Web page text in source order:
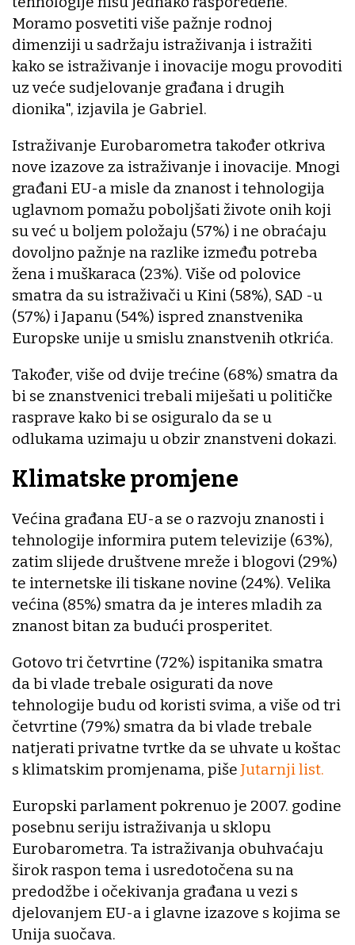
Moramo posvetiti više pažnje rodnoj
dimenziji u sadržaju istraživanja i istražiti
kako se istraživanje i inovacije mogu provoditi
uz veće sudjelovanje građana i drugih
dionika", izjavila je Gabriel.
Istraživanje Eurobarometra također otkriva
nove izazove za istraživanje i inovacije. Mnogi
građani EU-a misle da znanost i tehnologija
uglavnom pomažu poboljšati živote onih koji
su već u boljem položaju (57%) i ne obraćaju
dovoljno pažnje na razlike između potreba
žena i muškaraca (23%). Više od polovice
smatra da su istraživači u Kini (58%), SAD -u
(57%) i Japanu (54%) ispred znanstvenika
Europske unije u smislu znanstvenih otkrića.
Također, više od dvije trećine (68%) smatra da
bi se znanstvenici trebali miješati u političke
rasprave kako bi se osiguralo da se u
odlukama uzimaju u obzir znanstveni dokazi.
Klimatske promjene
Većina građana EU-a se o razvoju znanosti i
tehnologije informira putem televizije (63%),
zatim slijede društvene mreže i blogovi (29%)
te internetske ili tiskane novine (24%). Velika
većina (85%) smatra da je interes mladih za
znanost bitan za budući prosperitet.
Gotovo tri četvrtine (72%) ispitanika smatra
da bi vlade trebale osigurati da nove
tehnologije budu od koristi svima, a više od tri
četvrtine (79%) smatra da bi vlade trebale
natjerati privatne tvrtke da se uhvate u koštac
s klimatskim promjenama, piše Jutarnji list.
Europski parlament pokrenuo je 2007. godine
posebnu seriju istraživanja u sklopu
Eurobarometra. Ta istraživanja obuhvaćaju
širok raspon tema i usredotočena su na
predodžbe i očekivanja građana u vezi s
djelovanjem EU-a i glavne izazove s kojima se
Unija suočava.